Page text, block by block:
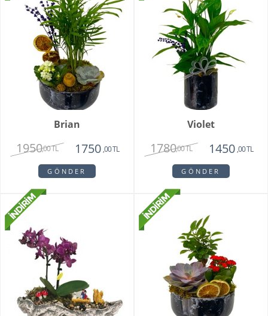
Brian
1950,00 TL 1750 ,00 TL
GÖNDER
Violet
1780,00 TL 1450 ,00 TL
GÖNDER